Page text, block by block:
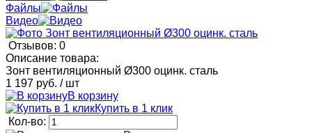
Файлы
Видео
Отзывов: 0
Описание товара:
Зонт вентиляционный Ø300 оцинк. сталь
1 197 руб. / шт
В корзину
Купить в 1 клик
Кол-во: